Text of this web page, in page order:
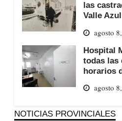
las
Valle Azul
agosto
Hospital
todas las
horarios
agosto
NOTICIAS PROVINCIALES